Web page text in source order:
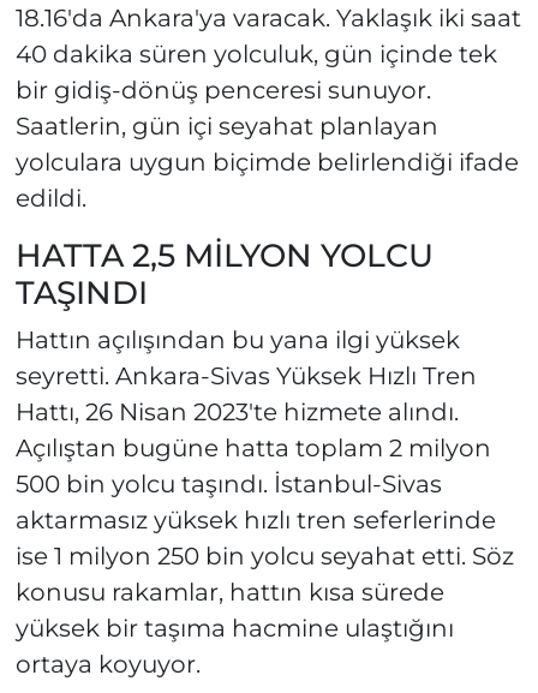
18.16'da Ankara'ya varacak. Yaklaşık iki saat
40 dakika süren yolculuk, gün içinde tek
bir gidiş-dönüş penceresi sunuyor.
Saatlerin, gün içi seyahat planlayan
yolculara uygun biçimde belirlendiği ifade
edildi.
HATTA 2,5 MİLYON YOLCU
TAŞINDI
Hattın açılışından bu yana ilgi yüksek
seyretti. Ankara-Sivas Yüksek Hızlı Tren
Hattı, 26 Nisan 2023'te hizmete alındı.
Açılıştan bugüne hatta toplam 2 milyon
500 bin yolcu taşındı. İstanbul-Sivas
aktarmasız yüksek hızlı tren seferlerinde
ise 1 milyon 250 bin yolcu seyahat etti. Söz
konusu rakamlar, hattın kısa sürede
yüksek bir taşıma hacmine ulaştığını
ortaya koyuyor.